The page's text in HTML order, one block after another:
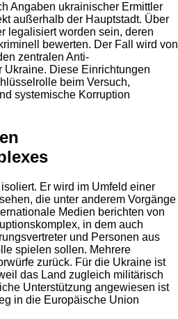
Angaben ukrainischer Ermittler
außerhalb der Hauptstadt. Über
legalisiert worden sein, deren
bewerten. Der Fall wird von
zentralen Anti-
Ukraine. Diese Einrichtungen
beim Versuch,
systemische Korruption
Er wird im Umfeld einer
die unter anderem Vorgänge
Medien berichten von
in dem auch
und Personen aus
spielen sollen. Mehrere
zurück. Für die Ukraine ist
das Land zugleich militärisch
Unterstützung angewiesen ist
in die Europäische Union